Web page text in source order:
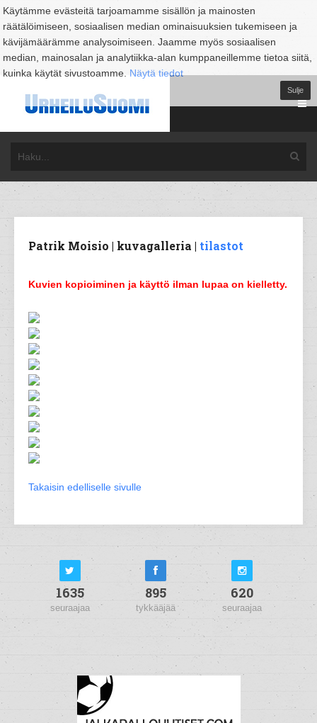
Käytämme evästeitä tarjoamamme sisällön ja mainosten
räätälöimiseen, sosiaalisen median ominaisuuksien tukemiseen ja
kävijämäärämme analysoimiseen. Jaamme myös sosiaalisen
median, mainosalan ja analytiikka-alan kumppaneillemme tietoa siitä,
kuinka käytät sivustoamme. Näytä tiedot
Sulje
Patrik Moisio | kuvagalleria | tilastot
Kuvien kopioiminen ja käyttö ilman lupaa on kielletty.
Takaisin edelliselle sivulle
1635
seuraajaa
895
tykkääjää
620
seuraajaa